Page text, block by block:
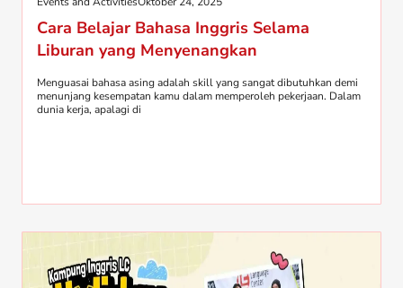
Cara Belajar Bahasa Inggris Selama
Liburan yang Menyenangkan
Menguasai bahasa asing adalah skill yang sangat dibutuhkan demi
menunjang kesempatan kamu dalam memperoleh pekerjaan. Dalam
dunia kerja, apalagi di